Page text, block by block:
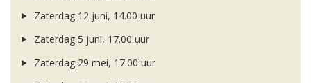
Zaterdag 12 juni, 14.00 uur
Zaterdag 5 juni, 17.00 uur
Zaterdag 29 mei, 17.00 uur